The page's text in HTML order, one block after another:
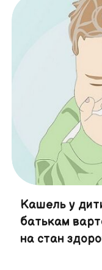
Кашель у
батькам
на стан